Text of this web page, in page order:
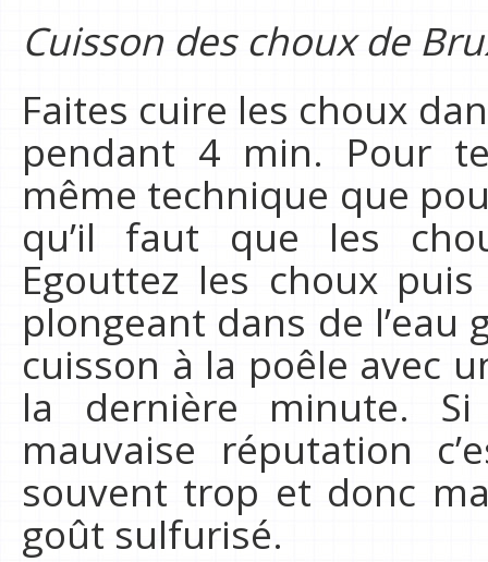
Cuisson des choux de
Faites cuire les choux
pendant 4 min. Pour
même technique que
qu’il faut que les
Egouttez les choux
plongeant dans de l’eau
cuisson à la poêle avec
la dernière minute.
mauvaise réputation
souvent trop et donc
goût sulfurisé.